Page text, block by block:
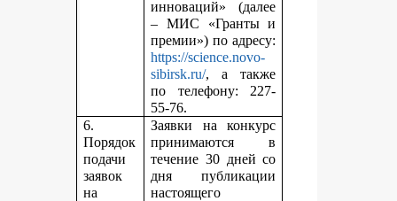
инноваций» (далее
– МИС «Гранты и
премии») по адресу:
https://science.novo-
sibirsk.ru/, а также
по телефону: 227-
55-76.
6.
Порядок
подачи
заявок
на
Заявки на конкурс
принимаются в
течение 30 дней со
дня публикации
настоящего